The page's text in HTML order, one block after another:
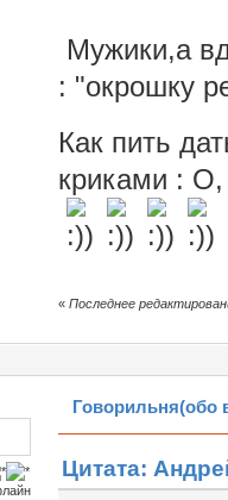
Мужики,а
: "окрошку
Как пить
криками :
« Последнее
Говорильня(обо
Цитата: